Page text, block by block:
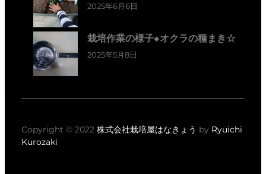
2025年6月6日
栽培作業の様子◆オクラの種まき☆
2025年5月8日
Copyright © 2022 株式会社栽培屋はなきょう by Ryuichi
Kurozaki